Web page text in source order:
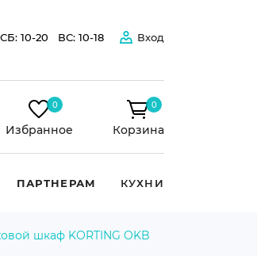
10-20 ВС: 10-18 Вход
Избранное
0
Корзина
0
ПАРТНЕРАМ КУХНИ
шкаф KORTING OKB